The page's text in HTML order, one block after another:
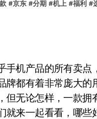
#京东 #分期 #机上 #福利 #
机产品的所有卖点
牌都有着非常庞大
但无论怎样，一款
就来一起看看，哪